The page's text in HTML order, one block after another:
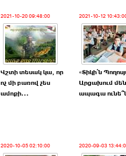
2021-10-20 09:48:00
Վշտի տեսակ կա, որ
ոչ մի բառով չես
ամոքի...
2021-10-12
«Տիկի՛ն
Արցախում
ապագա
2020-10-05 02:10:00 2020-09-03